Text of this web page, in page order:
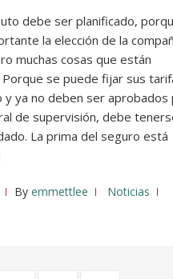
debe ser planificado,
la elección de la
muchas cosas que están
se puede fijar sus
y ya no deben ser aprobados
de supervisión, debe
La prima del seguro está
Byemmettlee
Noticias